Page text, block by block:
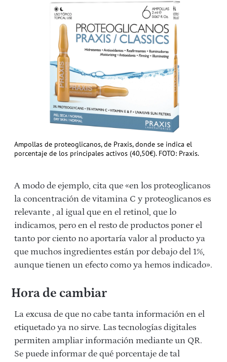
Ampollas de proteoglicanos, de Praxis, donde se indica el
porcentaje de los principales activos (40,50€). FOTO: Praxis.
A modo de ejemplo, cita que «en los proteoglicanos
la concentración de vitamina C y proteoglicanos es
relevante , al igual que en el retinol, que lo
indicamos, pero en el resto de productos poner el
tanto por ciento no aportaría valor al producto ya
que muchos ingredientes están por debajo del 1%,
aunque tienen un efecto como ya hemos indicado».
Hora de cambiar
La excusa de que no cabe tanta información en el
etiquetado ya no sirve. Las tecnologías digitales
permiten ampliar información mediante un QR.
Se puede informar de qué porcentaje de tal